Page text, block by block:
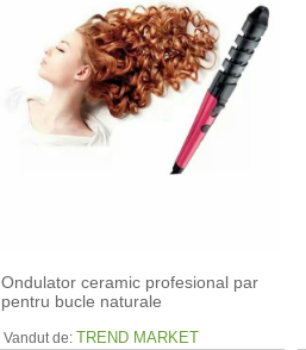
Ondulator ceramic profesional par
pentru bucle naturale
Vandut de: TREND MARKET